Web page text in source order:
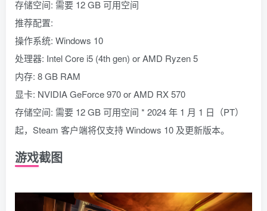
存储空间: 需要 12 GB 可用空间
推荐配置:
操作系统: Windows 10
处理器: Intel Core i5 (4th gen) or AMD Ryzen 5
内存: 8 GB RAM
显卡: NVIDIA GeForce 970 or AMD RX 570
存储空间: 需要 12 GB 可用空间 * 2024 年 1 月 1 日（PT）
起，Steam 客户端将仅支持 Windows 10 及更新版本。
游戏截图